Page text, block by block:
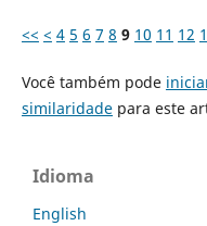
<< < 4 5 6 7 8 9 10 11 12
Você também pode
similaridadepara este
Idioma
English